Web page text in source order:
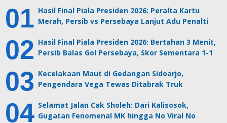
Hasil Final Piala Presiden 2026: Peralta Kartu
Merah, Persib vs Persebaya Lanjut Adu Penalti
Hasil Final Piala Presiden 2026: Bertahan 3 Menit,
Persib Balas Gol Persebaya, Skor Sementara 1-1
Kecelakaan Maut di Gedangan Sidoarjo,
Pengendara Vega Tewas Ditabrak Truk
Selamat Jalan Cak Sholeh: Dari Kalisosok,
Gugatan Fenomenal MK hingga No Viral No